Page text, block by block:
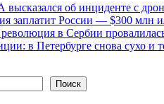
высказался об инциденте с
заплатит России — $300 млн
в Сербии
в Петербурге снова сухо и
Поиск